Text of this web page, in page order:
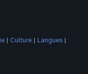
‎ | Culture ‎ | Langues ‎ |